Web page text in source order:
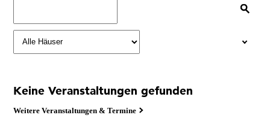
Keine Veranstaltungen gefunden
Weitere Veranstaltungen & Termine